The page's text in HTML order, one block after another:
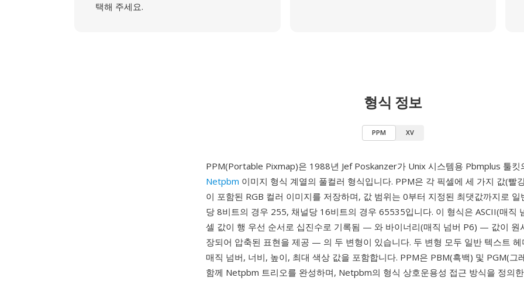
택해 주세요.
형식 정보
PPM XV
PPM(Portable Pixmap)은 1988년 Jef Poskanzer가 Unix 시스템용 Pbmplus 툴킷
Netpbm 이미지 형식 계열의 풀컬러 형식입니다. PPM은 각 픽셀에 세 가지 값(빨
이 포함된 RGB 컬러 이미지를 저장하며, 값 범위는 0부터 지정된 최댓값까지로 일
당 8비트의 경우 255, 채널당 16비트의 경우 65535입니다. 이 형식은 ASCII(매직
셀 값이 행 우선 순서로 십진수로 기록됨 — 와 바이너리(매직 넘버 P6) — 값이 원
장되어 압축된 표현을 제공 — 의 두 변형이 있습니다. 두 변형 모두 일반 텍스트 헤
매직 넘버, 너비, 높이, 최대 색상 값을 포함합니다. PPM은 PBM(흑백) 및 PGM(그
함께 Netpbm 트리오를 완성하며, Netpbm의 형식 상호운용성 접근 방식을 정의